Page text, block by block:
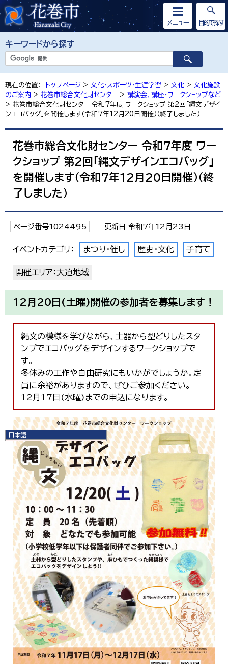
キーワードから探す
メニュー
日本語
日本語
English
한국어
简体中文
繁體中文
目的で探す
現在の位置： トップページ > 文化・スポーツ・生涯学習 > 文化 > 文化施設
のご案内 > 花巻市総合文化財センター > 講演会、講座・ワークショップなど
> 花巻市総合文化財センター 令和7年度 ワークショップ 第2回「縄文デザイ
ンエコバッグ」を開催します（令和7年12月20日開催）（終了しました）
花巻市総合文化財センター 令和7年度 ワー
クショップ 第2回「縄文デザインエコバッグ」
を開催します（令和7年12月20日開催）（終
了しました）
ページ番号1024495 更新日 令和7年12月23日
イベントカテゴリ： まつり・催し 歴史・文化 子育て
開催エリア：大迫地域
12月20日(土曜)開催の参加者を募集します！
縄文の模様を学びながら、土器から型どりしたスタ
ンプでエコバッグをデザインするワークショップで
す。
冬休みの工作や自由研究にもいかがでしょうか。定
員に余裕がありますので、ぜひご参加ください。
12月17日(水曜)までの申込になります。